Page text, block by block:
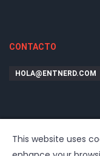
CONTACTO
HOLA@ENTNERD.COM
This website uses